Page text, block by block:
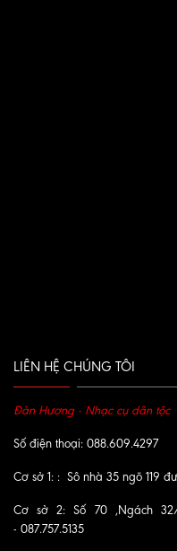
LIÊN HỆ CHÚNG TÔI
Đàn Hương - Nhạc cụ dân tộc
Số điện thoại: 088.609.4297
Cơ sở 1: : Sô nhà 35 ngõ 119
Cơ sở 2: Số 70 ,Ngách
- 087.757.5135